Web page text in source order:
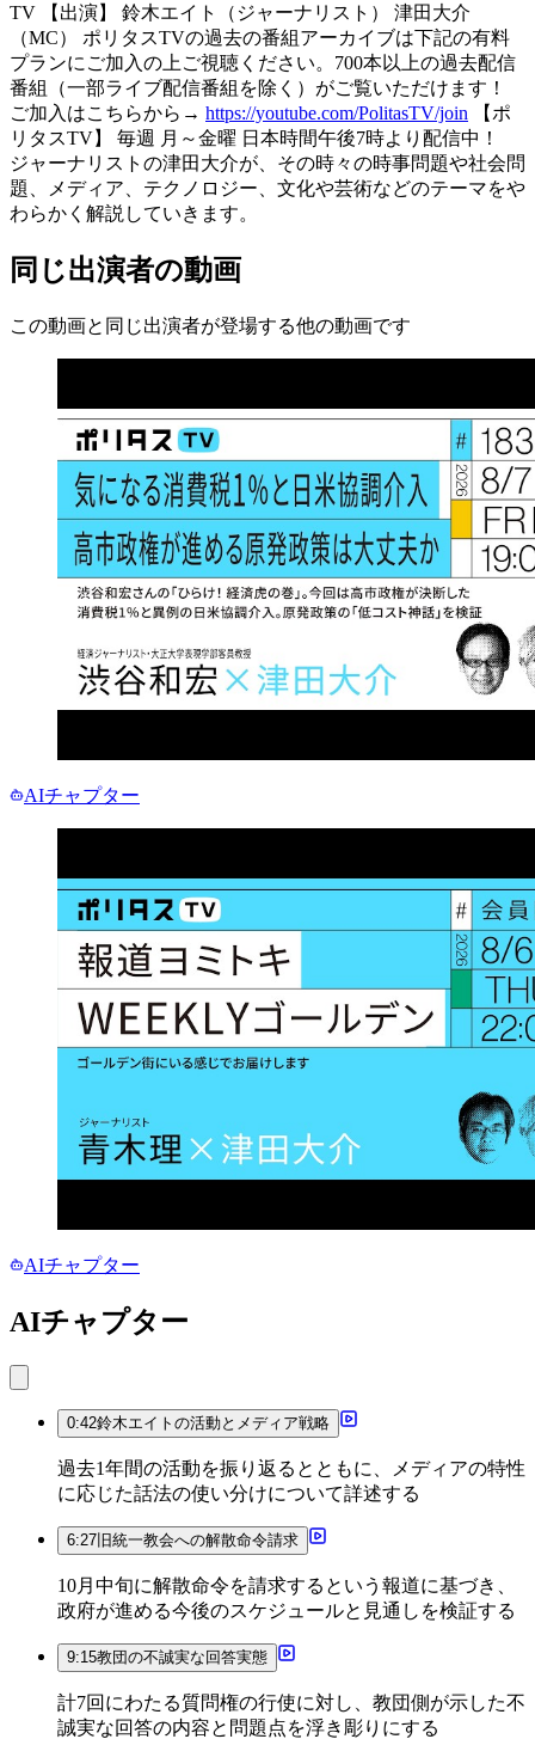
TV 【出演】 鈴木エイト（ジャーナリスト） 津田大介
（MC） ポリタスTVの過去の番組アーカイブは下記の有料
プランにご加入の上ご視聴ください。700本以上の過去配信
番組（一部ライブ配信番組を除く）がご覧いただけます！
ご加入はこちらから→ https://youtube.com/PolitasTV/join 【ポ
リタスTV】 毎週 月～金曜 日本時間午後7時より配信中！
ジャーナリストの津田大介が、その時々の時事問題や社会問
題、メディア、テクノロジー、文化や芸術などのテーマをや
わらかく解説していきます。
同じ出演者の動画
この動画と同じ出演者が登場する他の動画です
AIチャプター
AIチャプター
AIチャプター
0:42鈴木エイトの活動とメディア戦略
過去1年間の活動を振り返るとともに、メディアの特性
に応じた話法の使い分けについて詳述する
6:27 旧統一教会への解散命令請求
10月中旬に解散命令を請求するという報道に基づき、
政府が進める今後のスケジュールと見通しを検証する
9:15教団の不誠実な回答実態
計7回にわたる質問権の行使に対し、教団側が示した不
誠実な回答の内容と問題点を浮き彫りにする